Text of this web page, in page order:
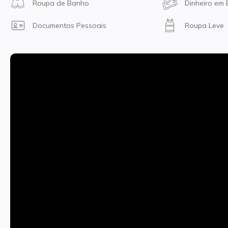
Roupa de Banho Dinheiro em
Documentos Pessoais Roupa Leve